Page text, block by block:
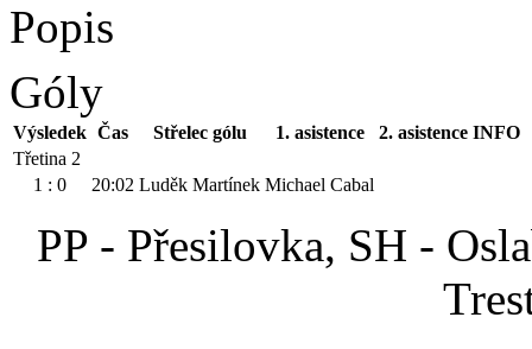
Popis
Góly
Výsledek Čas Střelec gólu 1. asistence 2. asistence INFO
Třetina 2
1 : 0
20:02 Luděk Martínek Michael Cabal
PP - Přesilovka, SH -